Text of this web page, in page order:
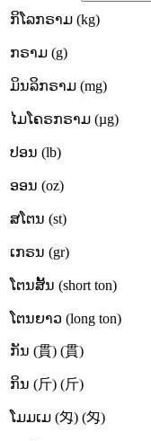
ກິໂລກຣາມ (kg)
ກຣາມ (g)
ມິນລິກຣາມ (mg)
ໄມໂຄຣກຣາມ (µg)
ປອນ (lb)
ອອນ (oz)
ສໂຕນ (st)
ເກຣນ (gr)
ໂຕນສັ້ນ (short ton)
ໂຕນຍາວ (long ton)
ກັນ (貫) (貫)
ກິນ (斤) (斤)
ໂມມເມ (匁) (匁)